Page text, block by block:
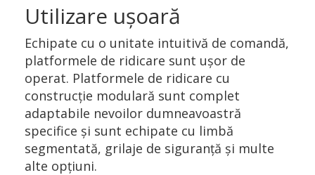
Utilizare ușoară
Echipate cu o unitate intuitivă de comandă,
platformele de ridicare sunt ușor de
operat. Platformele de ridicare cu
construcție modulară sunt complet
adaptabile nevoilor dumneavoastră
specifice și sunt echipate cu limbă
segmentată, grilaje de siguranță și multe
alte opțiuni.